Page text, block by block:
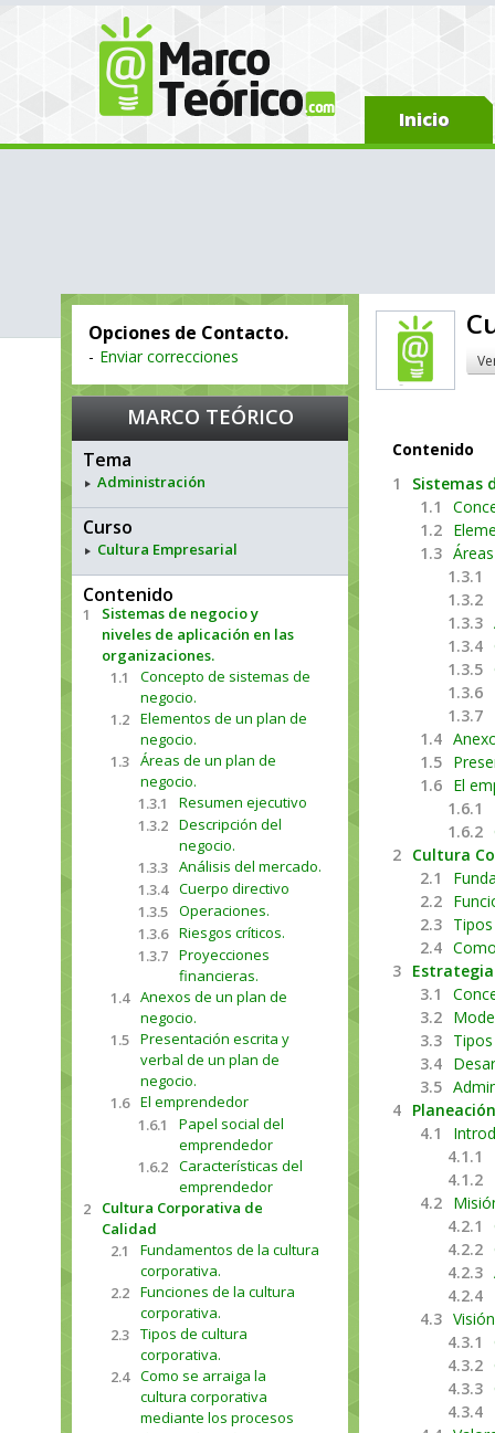
Inicio
Opciones de Contacto.
- Enviar correcciones
MARCO TEÓRICO
Tema
Administración
Curso
Cultura Empresarial
Contenido
1
Sistemas de negocio y
niveles de aplicación en las
organizaciones.
1.1
Concepto de sistemas de
negocio.
1.2 Elementos de un plan de
negocio.
1.3 Áreas de un plan de
negocio.
1.3.1
Resumen ejecutivo
1.3.2 Descripción del
negocio.
1.3.3 Análisis del mercado.
1.3.4 Cuerpo directivo
1.3.5 Operaciones.
1.3.6 Riesgos críticos.
1.3.7 Proyecciones
financieras.
1.4 Anexos de un plan de
negocio.
1.5 Presentación escrita y
verbal de un plan de
negocio.
1.6 El emprendedor
1.6.1
Papel social del
emprendedor
1.6.2 Características del
emprendedor
2
Cultura Corporativa de
Calidad
2.1
Fundamentos de la cultura
corporativa.
2.2 Funciones de la cultura
corporativa.
2.3 Tipos de cultura
corporativa.
2.4 Como se arraiga la
cultura corporativa
mediante los procesos
Contenido
1
Sistemas
1.1
1.2
1.3
1.3.1
1.3.2
1.3.3
1.3.4
1.3.5
1.3.6
1.3.7
1.4
1.5
1.6 El
1.6.1
1.6.2
2 Cultura
2.1
2.2
2.3
2.4
3
3.1
3.2
3.3
3.4
3.5
4
4.1
4.1.1
4.1.2
4.2
4.2.1
4.2.2
4.2.3
4.2.4
4.3
4.3.1
4.3.2
4.3.3
4.3.4